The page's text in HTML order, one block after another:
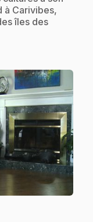
à Carivibes,
îles des